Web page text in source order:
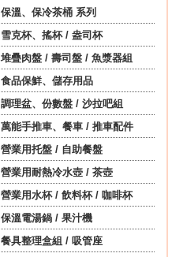
保溫、保冷茶桶 系列
雪克杯、搖杯 / 盎司杯
堆疊肉盤 / 壽司盤 / 魚漿器組
食品保鮮、儲存用品
調理盆、份數盤 / 沙拉吧組
萬能手推車、餐車 / 推車配件
營業用托盤 / 自助餐盤
營業用耐熱冷水壺 / 茶壺
營業用水杯 / 飲料杯 / 咖啡杯
保溫電湯鍋 / 果汁機
餐具整理盒組 / 吸管座